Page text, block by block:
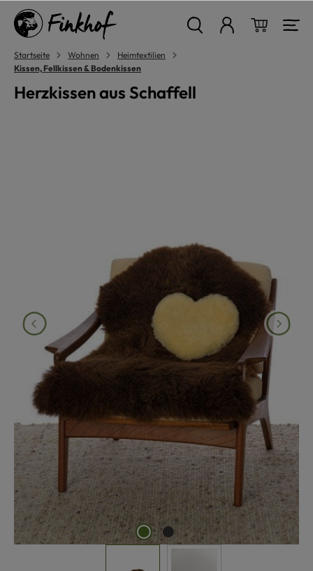
springen
Startseite Wohnen
Heimtextilien
Kissen, Fellkissen & Bodenkissen
Herzkissen aus Schaffell